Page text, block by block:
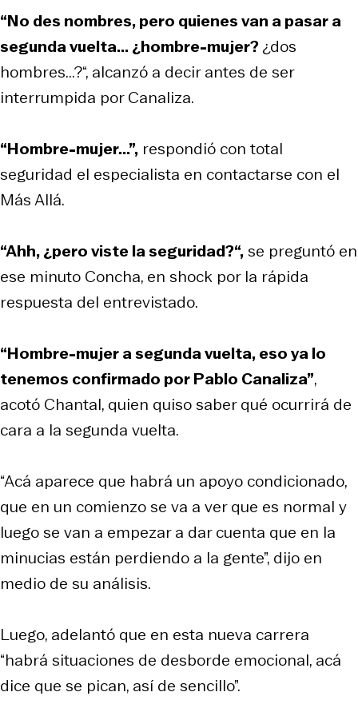
“No des nombres, pero quienes van a pasar a
segunda vuelta... ¿hombre-mujer? ¿dos
hombres...?“, alcanzó a decir antes de ser
interrumpida por Canaliza.
“Hombre-mujer...”, respondió con total
seguridad el especialista en contactarse con el
Más Allá.
“Ahh, ¿pero viste la seguridad?“,se preguntó en
ese minuto Concha, en shock por la rápida
respuesta del entrevistado.
“Hombre-mujer a segunda vuelta, eso ya lo
tenemos confirmado por Pablo Canaliza”,
acotó Chantal, quien quiso saber qué ocurrirá de
cara a la segunda vuelta.
“Acá aparece que habrá un apoyo condicionado,
que en un comienzo se va a ver que es normal y
luego se van a empezar a dar cuenta que en la
minucias están perdiendo a la gente”, dijo en
medio de su análisis.
Luego, adelantó que en esta nueva carrera
“habrá situaciones de desborde emocional, acá
dice que se pican, así de sencillo”.